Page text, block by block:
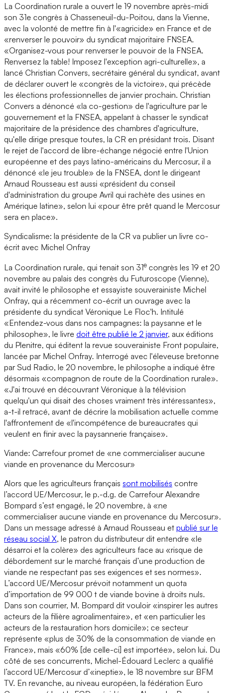
La Coordination rurale a ouvert le 19 novembre après-midi
son 31e congrès à Chasseneuil-du-Poitou, dans la Vienne,
avec la volonté de mettre fin à l'«agricide» en France et de
«renverser le pouvoir» du syndicat majoritaire FNSEA.
«Organisez-vous pour renverser le pouvoir de la FNSEA.
Renversez la table! Imposez l'exception agri-culturelle», a
lancé Christian Convers, secrétaire général du syndicat, avant
de déclarer ouvert le «congrès de la victoire», qui précède
les élections professionnelles de janvier prochain. Christian
Convers a dénoncé «la co-gestion» de l'agriculture par le
gouvernement et la FNSEA, appelant à chasser le syndicat
majoritaire de la présidence des chambres d'agriculture,
qu'elle dirige presque toutes, la CR en présidant trois. Disant
le rejet de l'accord de libre-échange négocié entre l'Union
européenne et des pays latino-américains du Mercosur, il a
dénoncé «le jeu trouble» de la FNSEA, dont le dirigeant
Arnaud Rousseau est aussi «président du conseil
d'administration du groupe Avril qui rachète des usines en
Amérique latine», selon lui «pour être prêt quand le Mercosur
sera en place».
Syndicalisme: la présidente de la CR va publier un livre co-
écrit avec Michel Onfray
La Coordination rurale, qui tenait son 31e congrès les 19 et 20
novembre au palais des congrès du Futuroscope (Vienne),
avait invité le philosophe et essayiste souverainiste Michel
Onfray, qui a récemment co-écrit un ouvrage avec la
présidente du syndicat Véronique Le Floc'h. Intitulé
«Entendez-vous dans nos campagnes: la paysanne et le
philosophe», le livre doit être publié le 2 janvier, aux éditions
du Plenitre, qui éditent la revue souverainiste Front populaire,
lancée par Michel Onfray. Interrogé avec l'éleveuse bretonne
par Sud Radio, le 20 novembre, le philosophe a indiqué être
désormais «compagnon de route de la Coordination rurale».
«J'ai trouvé en découvrant Véronique à la télévision
quelqu'un qui disait des choses vraiment très intéressantes»,
a-t-il retracé, avant de décrire la mobilisation actuelle comme
l'affrontement de «l'incompétence de bureaucrates qui
veulent en finir avec la paysannerie française».
Viande: Carrefour promet de «ne commercialiser aucune
viande en provenance du Mercosur»
Alors que les agriculteurs français sont mobilisés contre
l’accord UE/Mercosur, le p.-d.g. de Carrefour Alexandre
Bompard s’est engagé, le 20 novembre, à «ne
commercialiser aucune viande en provenance du Mercosur».
Dans un message adressé à Arnaud Rousseau et publié sur le
réseau social X, le patron du distributeur dit entendre «le
désarroi et la colère» des agriculteurs face au «risque de
débordement sur le marché français d’une production de
viande ne respectant pas ses exigences et ses normes».
L’accord UE/Mercosur prévoit notamment un quota
d’importation de 99 000 t de viande bovine à droits nuls.
Dans son courrier, M. Bompard dit vouloir «inspirer les autres
acteurs de la filière agroalimentaire», et «en particulier les
acteurs de la restauration hors domicile»; ce secteur
représente «plus de 30% de la consommation de viande en
France», mais «60% [de celle-ci] est importée», selon lui. Du
côté de ses concurrents, Michel-Édouard Leclerc a qualifié
l’accord UE/Mercosur d’«ineptie», le 18 novembre sur BFM
TV. En revanche, au niveau européen, la fédération Euro